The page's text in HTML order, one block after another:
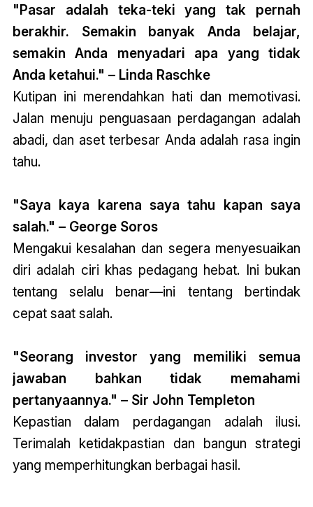
"Pasar adalah teka-teki yang tak pernah
berakhir. Semakin banyak Anda belajar,
semakin Anda menyadari apa yang tidak
Anda ketahui." – Linda Raschke
Kutipan ini merendahkan hati dan memotivasi.
Jalan menuju penguasaan perdagangan adalah
abadi, dan aset terbesar Anda adalah rasa ingin
tahu.
"Saya kaya karena saya tahu kapan saya
salah." – George Soros
Mengakui kesalahan dan segera menyesuaikan
diri adalah ciri khas pedagang hebat. Ini bukan
tentang selalu benar—ini tentang bertindak
cepat saat salah.
"Seorang investor yang memiliki semua
jawaban bahkan tidak memahami
pertanyaannya." – Sir John Templeton
Kepastian dalam perdagangan adalah ilusi.
Terimalah ketidakpastian dan bangun strategi
yang memperhitungkan berbagai hasil.